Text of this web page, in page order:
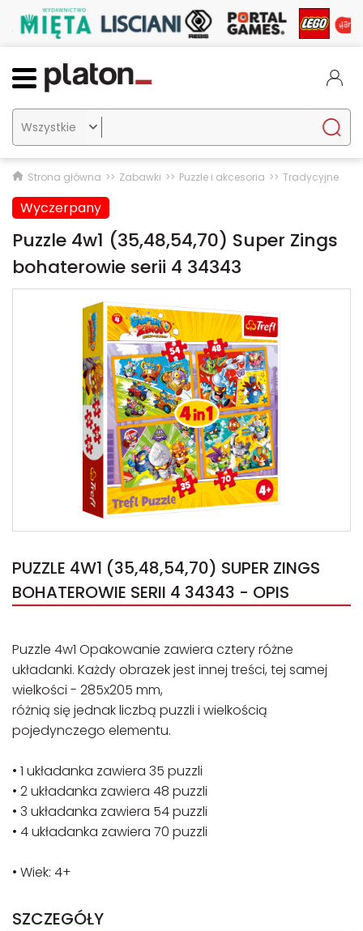

Strona główna Zabawki Puzzle i akcesoria Tradycyjne
Wyczerpany
Puzzle 4w1 (35,48,54,70) Super Zings
bohaterowie serii 4 34343
PUZZLE 4W1 (35,48,54,70) SUPER ZINGS
BOHATEROWIE SERII 4 34343 - OPIS
Puzzle 4w1 Opakowanie zawiera cztery różne
układanki. Każdy obrazek jest innej treści, tej samej
wielkości - 285x205 mm,
różnią się jednak liczbą puzzli i wielkością
pojedynczego elementu.
• 1 układanka zawiera 35 puzzli
• 2 układanka zawiera 48 puzzli
• 3 układanka zawiera 54 puzzli
• 4 układanka zawiera 70 puzzli
• Wiek: 4+
SZCZEGÓŁY